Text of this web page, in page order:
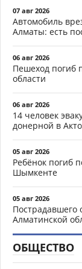
07 авг 2026
Автомобиль
Алматы: есть
06 авг 2026
Пешеход погиб
области
06 авг 2026
14 человек
донерной в
05 авг 2026
Ребёнок погиб
Шымкенте
05 авг 2026
Пострадавшего
Алматинской
ОБЩЕСТВО